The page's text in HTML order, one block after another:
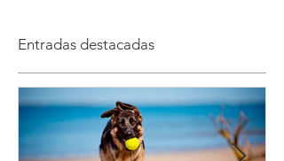
Entradas destacadas